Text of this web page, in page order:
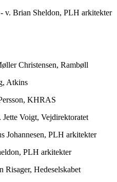
v. Brian Sheldon, PLH arkitekter
Christensen, Rambøll
Atkins
KHRAS
Voigt, Vejdirektoratet
Johannesen, PLH arkitekter
PLH arkitekter
Risager, Hedeselskabet